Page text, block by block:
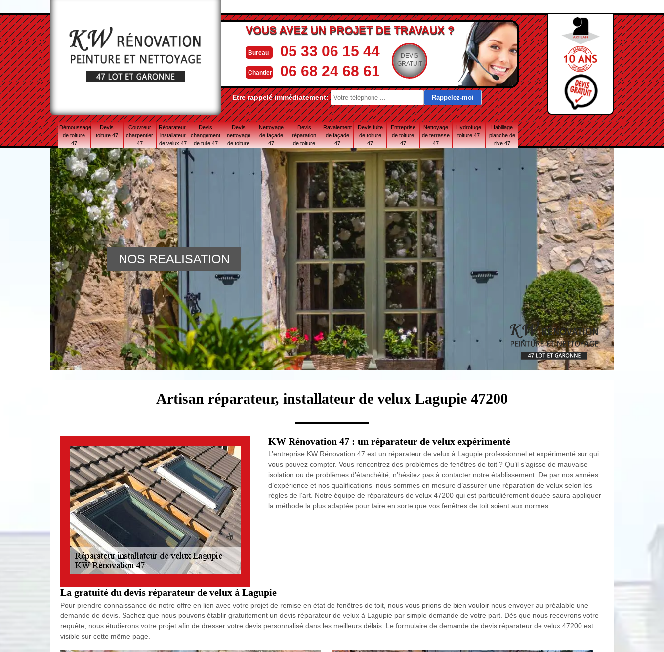
VOUS AVEZ UN PROJET DE TRAVAUX ?
Bureau 05 33 06 15 44
Chantier 06 68 24 68 61
DEVIS
GRATUIT
Etre rappelé immédiatement:
Démoussage
de toiture
47
Devis
toiture 47
Couvreur
charpentier
47
Réparateur,
installateur
de velux 47
Devis
changement
de tuile 47
Devis
nettoyage
de toiture
Nettoyage
de façade
47
Devis
réparation
de toiture
47 Lot-et-
Garonne
Ravalement
de façade
47
Devis fuite
de toiture
47
Entreprise
de toiture
47
Nettoyage
de terrasse
47
Hydrofuge
toiture 47
Habillage
planche de
rive 47
NOS REALISATION
Artisan réparateur, installateur de velux Lagupie 47200
KW Rénovation 47 : un réparateur de velux expérimenté
L’entreprise KW Rénovation 47 est un réparateur de velux à Lagupie professionnel et expérimenté sur qui
vous pouvez compter. Vous rencontrez des problèmes de fenêtres de toit ? Qu’il s’agisse de mauvaise
isolation ou de problèmes d’étanchéité, n’hésitez pas à contacter notre établissement. De par nos années
d’expérience et nos qualifications, nous sommes en mesure d’assurer une réparation de velux selon les
règles de l’art. Notre équipe de réparateurs de velux 47200 qui est particulièrement douée saura appliquer
la méthode la plus adaptée pour faire en sorte que vos fenêtres de toit soient aux normes.
La gratuité du devis réparateur de velux à Lagupie
Pour prendre connaissance de notre offre en lien avec votre projet de remise en état de fenêtres de toit, nous vous prions de bien vouloir nous envoyer au préalable une
demande de devis. Sachez que nous pouvons établir gratuitement un devis réparateur de velux à Lagupie par simple demande de votre part. Dès que nous recevrons votre
requête, nous étudierons votre projet afin de dresser votre devis personnalisé dans les meilleurs délais. Le formulaire de demande de devis réparateur de velux 47200 est
visible sur cette même page.